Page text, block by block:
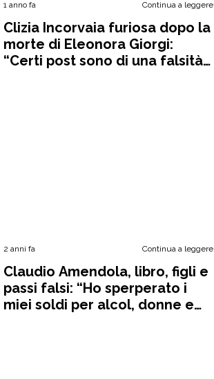
1 anno fa Continua a leggere
Clizia Incorvaia furiosa dopo la
morte di Eleonora Giorgi:
“Certi post sono di una falsità
2 anni fa Continua a leggere
Claudio Amendola, libro, figli e
passi falsi: “Ho sperperato i
miei soldi per alcol, donne e